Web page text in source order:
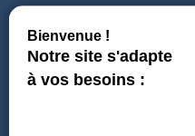
REJOIGNEZ-NOUS
CONTACT